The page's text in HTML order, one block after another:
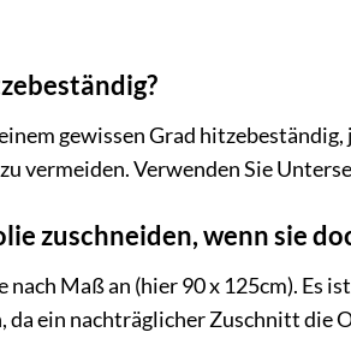
gewissen Grad
vermeiden. Verwenden Sie
zuschneiden, wenn sie
Maß an (hier 90 x 125cm). Es
da ein nachträglicher Zuschnitt die